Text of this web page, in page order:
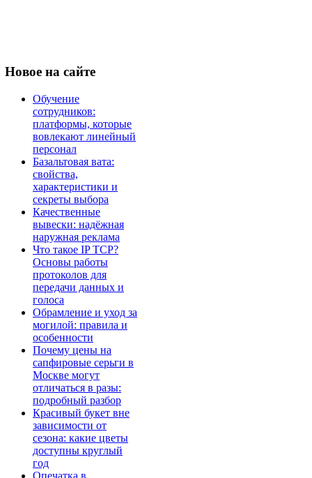
Новое на сайте
Обучение
сотрудников:
платформы, которые
вовлекают линейный
персонал
Базальтовая вата:
свойства,
характеристики и
секреты выбора
Качественные
вывески: надёжная
наружная реклама
Что такое IP TCP?
Основы работы
протоколов для
передачи данных и
голоса
Обрамление и уход за
могилой: правила и
особенности
Почему цены на
сапфировые серьги в
Москве могут
отличаться в разы:
подробный разбор
Красивый букет вне
зависимости от
сезона: какие цветы
доступны круглый
год